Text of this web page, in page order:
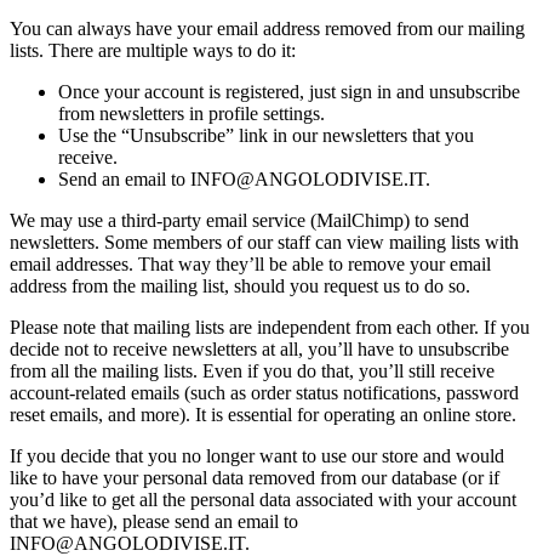
You can always have your email address removed from our mailing
lists. There are multiple ways to do it:
Once your account is registered, just sign in and unsubscribe
from newsletters in profile settings.
Use the “Unsubscribe” link in our newsletters that you
receive.
Send an email to INFO@ANGOLODIVISE.IT.
We may use a third-party email service (MailChimp) to send
newsletters. Some members of our staff can view mailing lists with
email addresses. That way they’ll be able to remove your email
address from the mailing list, should you request us to do so.
Please note that mailing lists are independent from each other. If you
decide not to receive newsletters at all, you’ll have to unsubscribe
from all the mailing lists. Even if you do that, you’ll still receive
account-related emails (such as order status notifications, password
reset emails, and more). It is essential for operating an online store.
If you decide that you no longer want to use our store and would
like to have your personal data removed from our database (or if
you’d like to get all the personal data associated with your account
that we have), please send an email to
INFO@ANGOLODIVISE.IT.